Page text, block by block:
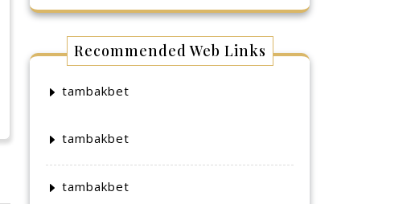
Recommended Web Links
tambakbet
tambakbet
tambakbet